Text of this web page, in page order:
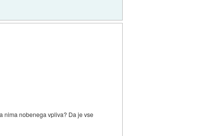
nima nobenega vpliva? Da je vse